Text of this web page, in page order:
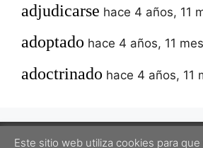
adjudicarse hace 4 años, 11
adoptado hace 4 años, 11
adoctrinado hace 4 años, 11
Este sitio web utiliza cookies para